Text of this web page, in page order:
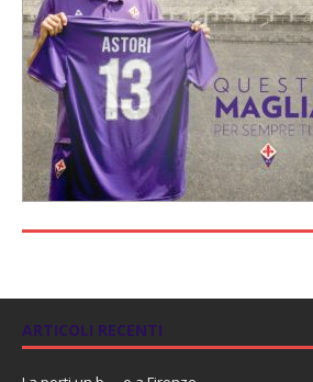
ARTICOLI RECENTI